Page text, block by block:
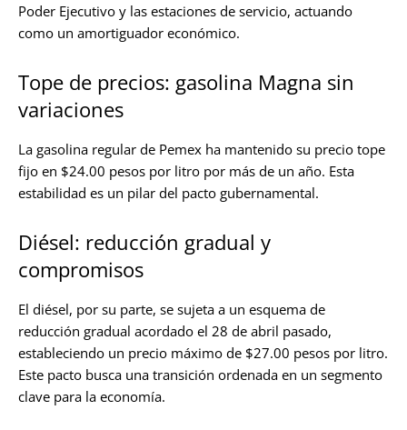
Poder Ejecutivo y las estaciones de servicio, actuando
como un amortiguador económico.
Tope de precios: gasolina Magna sin
variaciones
La gasolina regular de Pemex ha mantenido su precio tope
fijo en $24.00 pesos por litro por más de un año. Esta
estabilidad es un pilar del pacto gubernamental.
Diésel: reducción gradual y
compromisos
El diésel, por su parte, se sujeta a un esquema de
reducción gradual acordado el 28 de abril pasado,
estableciendo un precio máximo de $27.00 pesos por litro.
Este pacto busca una transición ordenada en un segmento
clave para la economía.